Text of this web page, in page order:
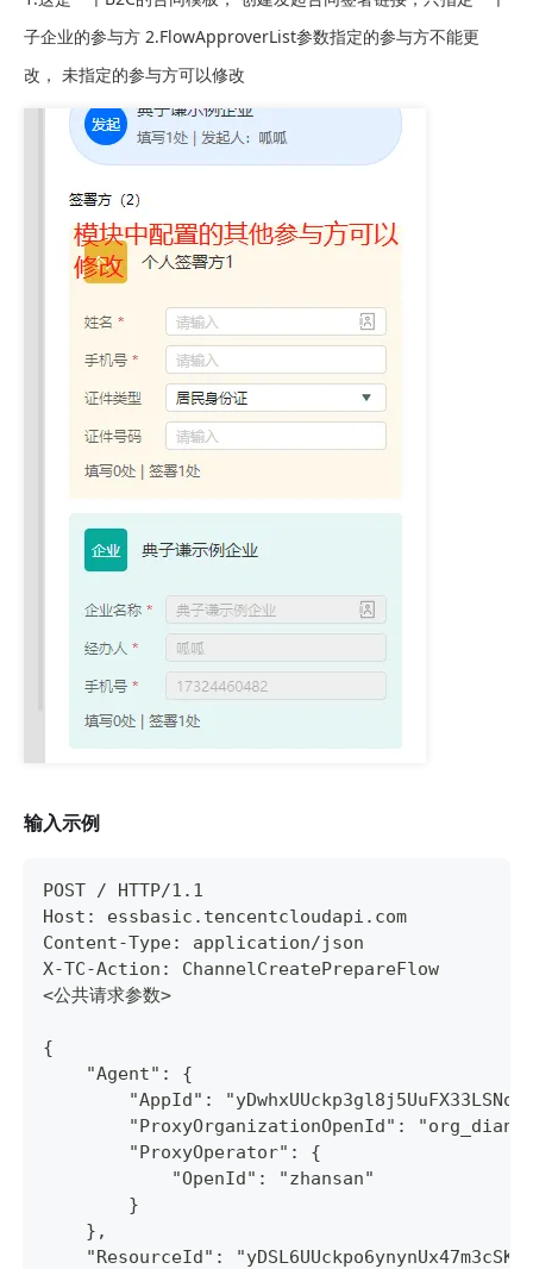
子企业的参与方 2.FlowApproverList参数指定的参与方不能更
改， 未指定的参与方可以修改
输入示例
POST / HTTP/1.1
Host: essbasic.tencentcloudapi.com
Content-Type: application/json
X-TC-Action: ChannelCreatePrepareFlow
<公共请求参数>
{
    "Agent": {
"AppId":
"ProxyOrganizationOpenId":
        "ProxyOperator": {
            "OpenId": "zhansan"
        }
    },
"ResourceId":